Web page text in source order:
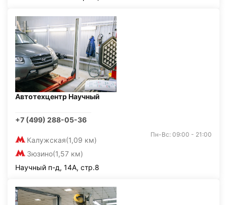
Автотехцентр Научный
+7 (499) 288-05-36
Калужская(1,09 км)
Зюзино(1,57 км)
Пн-Вс: 09:00 - 21:00
Научный п-д, 14А, стр.8